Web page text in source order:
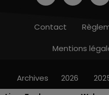
Contact
Mentions
Archives 2026